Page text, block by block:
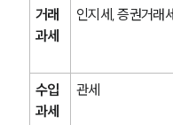
거래
과세
인지세, 증권거래
수입
과세
관세